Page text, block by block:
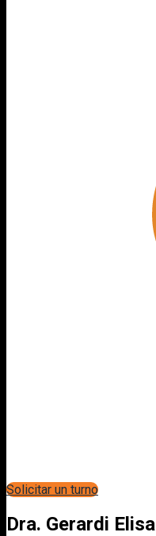
Solicitar un turno
Dra. Gerardi Elisa